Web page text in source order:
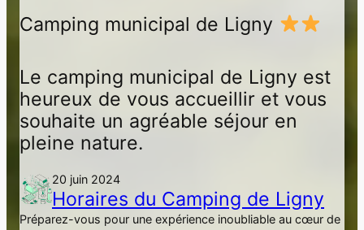
Camping municipal de Ligny
Le camping municipal de Ligny est
heureux de vous accueillir et vous
souhaite un agréable séjour en
pleine nature.
20 juin 2024
Horaires du Camping de Ligny
Préparez-vous pour une expérience inoubliable au cœur de